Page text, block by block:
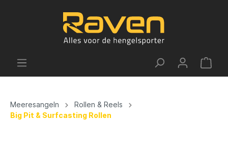
Meeresangeln
Rollen & Reels
Big Pit & Surfcasting Rollen